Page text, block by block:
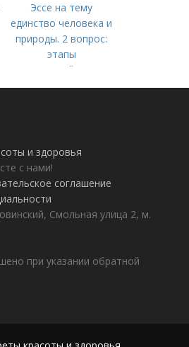
Эссе на тему
единство человека и
природы. 2 вопрос:
этапы
взаимодействия
природного и
и здоровья
с нами!
соглашение
Смольная улица 2, м.
при указании обратной